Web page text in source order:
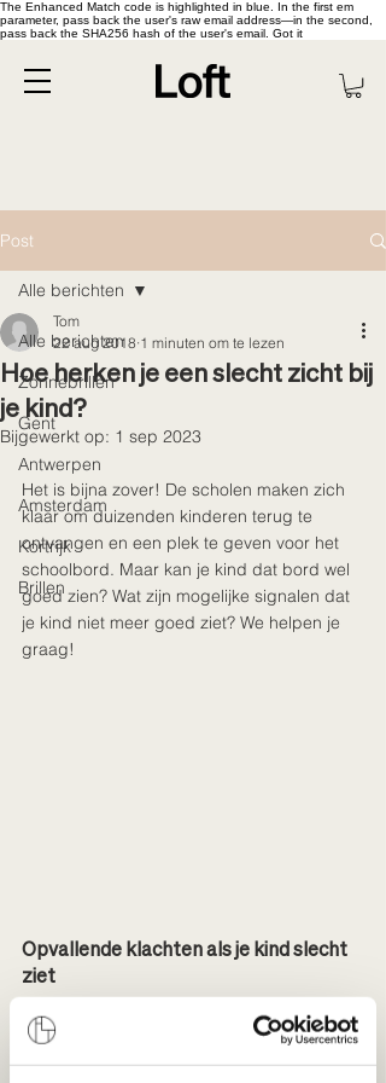
The Enhanced Match code is highlighted in blue. In the first em
parameter, pass back the user's raw email address—in the second,
pass back the SHA256 hash of the user's email. Got it
Post
Alle berichten
Zonnebrillen
Gent
Antwerpen
Amsterdam
Kortrijk
Brillen
Alle berichten
Hoe herken je een slecht zicht bij
je kind?
Tom
22 aug 2018 1 minuten om te lezen
Bijgewerkt op: 1 sep 2023
Het is bijna zover! De scholen maken zich
klaar om duizenden kinderen terug te
ontvangen en een plek te geven voor het
schoolbord. Maar kan je kind dat bord wel
goed zien? Wat zijn mogelijke signalen dat
je kind niet meer goed ziet? We helpen je
graag!
Opvallende klachten als je kind slecht
ziet
Wil jij weten of je kind last heeft van slecht